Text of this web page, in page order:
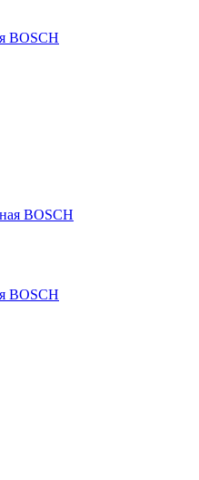
BOSCH
BOSCH